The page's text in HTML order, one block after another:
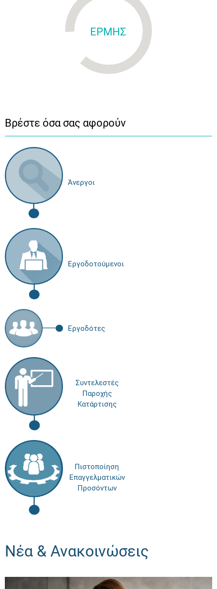
ΕΡΜΗΣ
Βρέστε όσα σας αφορούν
Άνεργοι
Εργοδοτούμενοι
Εργοδότες
Συντελεστές
Παροχής
Κατάρτισης
Πιστοποίηση
Επαγγελματικών
Προσόντων
Νέα & Ανακοινώσεις